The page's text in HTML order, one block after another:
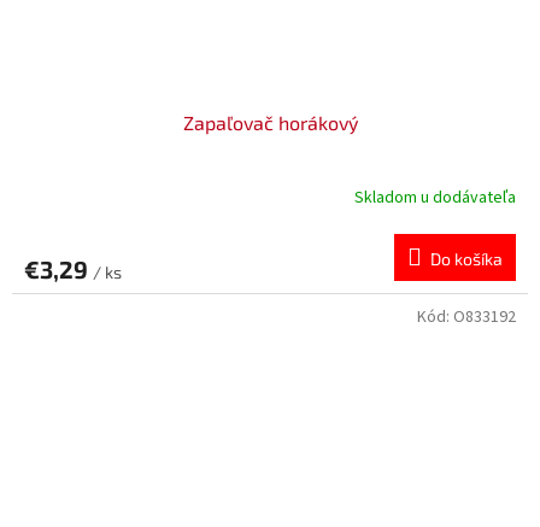
Zapaľovač horákový
Skladom u dodávateľa
€3,29 / ks
Do košíka
Kód: O833192